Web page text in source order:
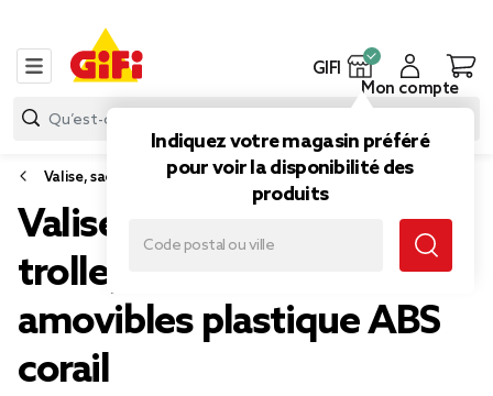
GIFI
Indiquez votre magasin préféré
pour voir la disponibilité des
produits
Mon compte
Valise, sac de voyage
Valise cabine 26L lowcost
trolley 4 roulettes
amovibles plastique ABS
corail